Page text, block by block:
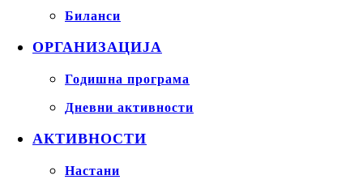
Биланси
ОРГАНИЗАЦИЈА
Годишна програма
Дневни активности
АКТИВНОСТИ
Настани